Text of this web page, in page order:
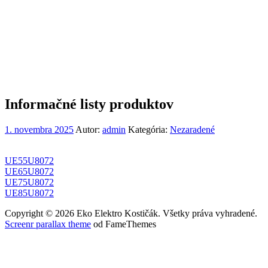
Informačné listy produktov
1. novembra 2025 Autor: admin Kategória: Nezaradené
UE55U8072
UE65U8072
UE75U8072
UE85U8072
Copyright © 2026 Eko Elektro Kostičák. Všetky práva vyhradené.
Screenr parallax theme od FameThemes